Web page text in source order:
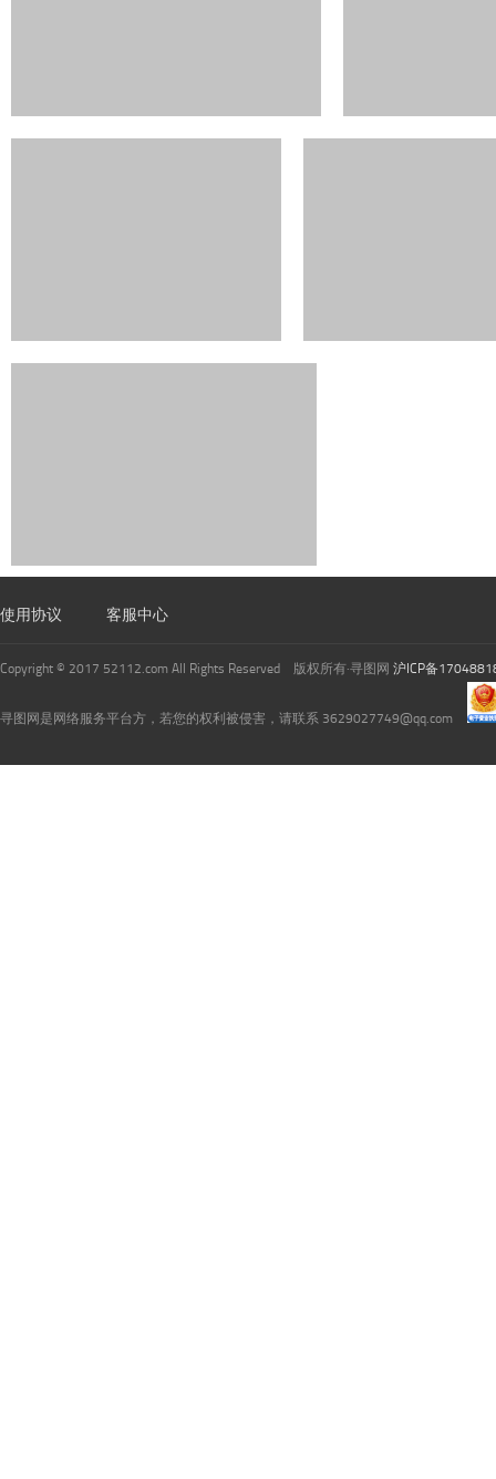
使用协议 客服中心
Copyright © 2017 52112.com All Rights Reserved 版权所有·寻图网 沪ICP备
寻图网是网络服务平台方，若您的权利被侵害，请联系 3629027749@qq.com